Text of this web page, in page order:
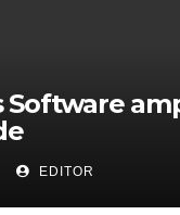
Software
de
Spark con
EDITOR